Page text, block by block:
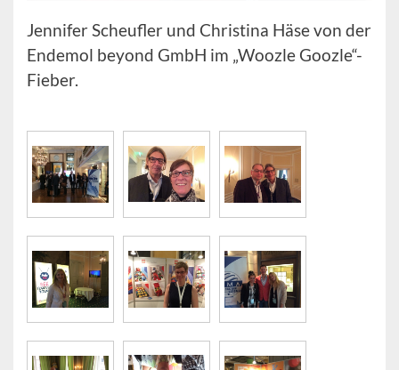
Jennifer Scheufler und Christina Häse von der
Endemol beyond GmbH im „Woozle Goozle“-
Fieber.